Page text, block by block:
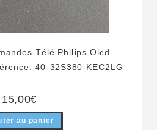
Télé Philips Oled
40-32S380-KEC2LG
15,00€
au panier